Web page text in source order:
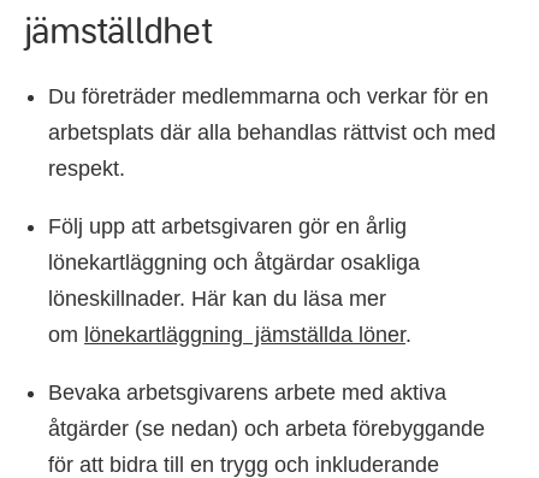
jämställdhet
Du företräder medlemmarna och verkar för en
arbetsplats där alla behandlas rättvist och med
respekt.
Följ upp att arbetsgivaren gör en årlig
lönekartläggning och åtgärdar osakliga
löneskillnader. Här kan du läsa mer
om lönekartläggning jämställda löner.
Bevaka arbetsgivarens arbete med aktiva
åtgärder (se nedan) och arbeta förebyggande
för att bidra till en trygg och inkluderande